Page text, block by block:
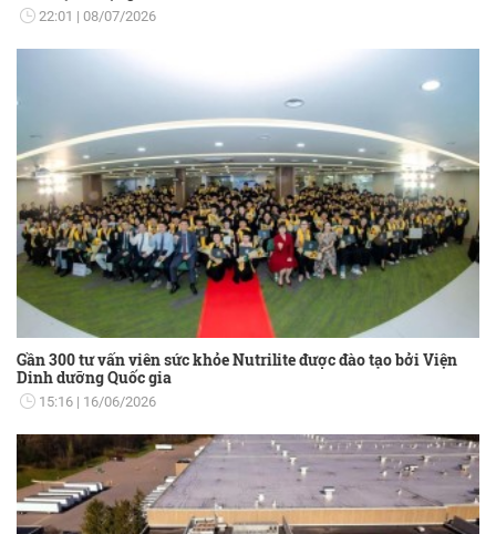
22:01 08/07/2026
Gần 300 tư vấn viên sức khỏe Nutrilite được đào tạo bởi Viện
Dinh dưỡng Quốc gia
15:16 16/06/2026